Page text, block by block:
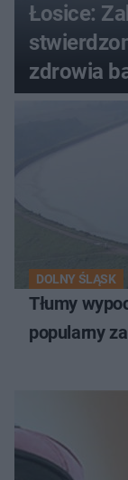
Łosice:
zdrowia
DOLNY ŚLĄSK
Tłumy
popularny